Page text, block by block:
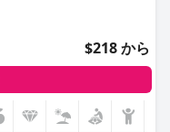
$218 から